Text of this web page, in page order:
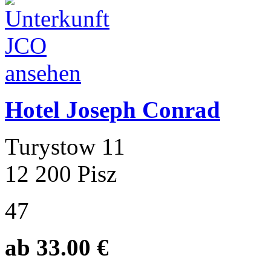
Hotel Joseph Conrad
Turystow 11
12 200 Pisz
47
ab 33.00 €